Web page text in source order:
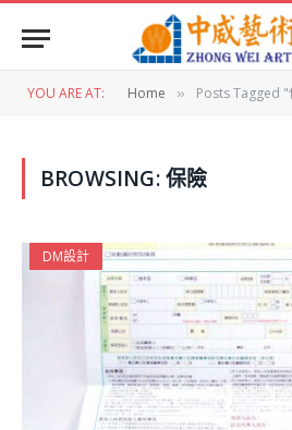
YOU ARE AT: Home » Posts Tagged "
BROWSING:保險
DM設計